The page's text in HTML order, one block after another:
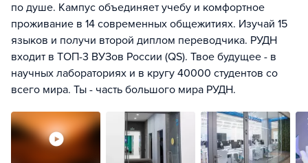
по душе. Кампус объединяет учебу и комфортное
проживание в 14 современных общежитиях. Изучай 15
языков и получи второй диплом переводчика. РУДН
входит в ТОП-3 ВУЗов России (QS). Твое будущее - в
научных лабораториях и в кругу 40000 студентов со
всего мира. Ты - часть большого мира РУДН.